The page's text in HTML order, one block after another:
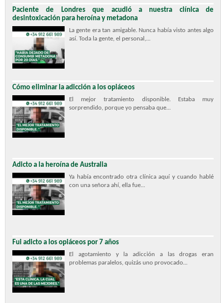
Paciente de Londres que acudió a nuestra clínica de
desintoxicación para heroína y metadona
La gente era tan amigable. Nunca había visto antes algo
así. Toda la gente, el personal,...
Cómo eliminar la adicción a los opiáceos
El mejor tratamiento disponible. Estaba muy
sorprendido, porque yo pensaba que...
Adicto a la heroína de Australia
Ya había encontrado otra clínica aquí y cuando hablé
con una señora ahí, ella fue...
Fui adicto a los opiáceos por 7 años
El agotamiento y la adicción a las drogas eran
problemas paralelos, quizás uno provocado...